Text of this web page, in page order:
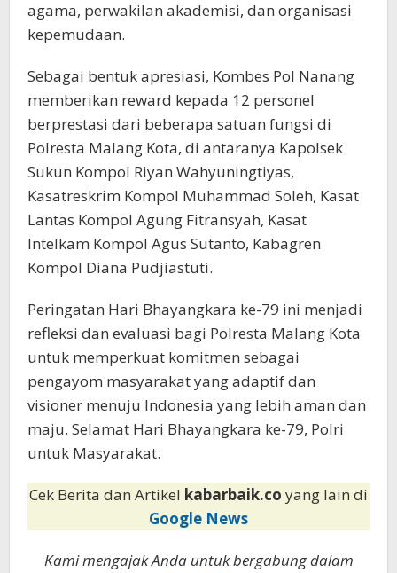
agama, perwakilan akademisi, dan organisasi
kepemudaan.
Sebagai bentuk apresiasi, Kombes Pol Nanang
memberikan reward kepada 12 personel
berprestasi dari beberapa satuan fungsi di
Polresta Malang Kota, di antaranya Kapolsek
Sukun Kompol Riyan Wahyuningtiyas,
Kasatreskrim Kompol Muhammad Soleh, Kasat
Lantas Kompol Agung Fitransyah, Kasat
Intelkam Kompol Agus Sutanto, Kabagren
Kompol Diana Pudjiastuti.
Peringatan Hari Bhayangkara ke-79 ini menjadi
refleksi dan evaluasi bagi Polresta Malang Kota
untuk memperkuat komitmen sebagai
pengayom masyarakat yang adaptif dan
visioner menuju Indonesia yang lebih aman dan
maju. Selamat Hari Bhayangkara ke-79, Polri
untuk Masyarakat.
Cek Berita dan Artikel kabarbaik.co yang lain di
Google News
Kami mengajak Anda untuk bergabung dalam